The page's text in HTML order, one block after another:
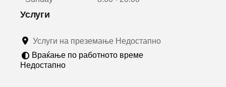
о
р
Услуги
Услуги на преземање Недостапно
Враќање по работното време
Недостапно